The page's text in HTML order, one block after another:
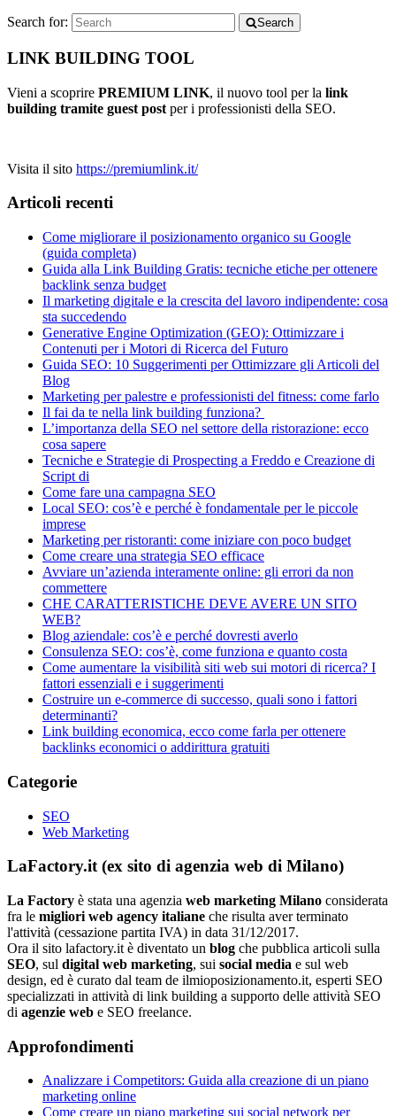
Search for: Search
LINK BUILDING TOOL
Vieni a scoprire PREMIUM LINK, il nuovo tool per la link
building tramite guest post per i professionisti della SEO.
Visita il sito https://premiumlink.it/
Articoli recenti
Come migliorare il posizionamento organico su Google
(guida completa)
Guida alla Link Building Gratis: tecniche etiche per ottenere
backlink senza budget
Il marketing digitale e la crescita del lavoro indipendente: cosa
sta succedendo
Generative Engine Optimization (GEO): Ottimizzare i
Contenuti per i Motori di Ricerca del Futuro
Guida SEO: 10 Suggerimenti per Ottimizzare gli Articoli del
Blog
Marketing per palestre e professionisti del fitness: come farlo
Il fai da te nella link building funziona?
L’importanza della SEO nel settore della ristorazione: ecco
cosa sapere
Tecniche e Strategie di Prospecting a Freddo e Creazione di
Script di
Come fare una campagna SEO
Local SEO: cos’è e perché è fondamentale per le piccole
imprese
Marketing per ristoranti: come iniziare con poco budget
Come creare una strategia SEO efficace
Avviare un’azienda interamente online: gli errori da non
commettere
CHE CARATTERISTICHE DEVE AVERE UN SITO
WEB?
Blog aziendale: cos’è e perché dovresti averlo
Consulenza SEO: cos’è, come funziona e quanto costa
Come aumentare la visibilità siti web sui motori di ricerca? I
fattori essenziali e i suggerimenti
Costruire un e-commerce di successo, quali sono i fattori
determinanti?
Link building economica, ecco come farla per ottenere
backlinks economici o addirittura gratuiti
Categorie
SEO
Web Marketing
LaFactory.it (ex sito di agenzia web di Milano)
La Factory è stata una agenzia web marketing Milano considerata
fra le migliori web agency italiane che risulta aver terminato
l'attività (cessazione partita IVA) in data 31/12/2017.
Ora il sito lafactory.it è diventato un blog che pubblica articoli sulla
SEO, sul digital web marketing, sui social media e sul web
design, ed è curato dal team de ilmioposizionamento.it, esperti SEO
specializzati in attività di link building a supporto delle attività SEO
di agenzie web e SEO freelance.
Approfondimenti
Analizzare i Competitors: Guida alla creazione di un piano
marketing online
Come creare un piano marketing sui social network per